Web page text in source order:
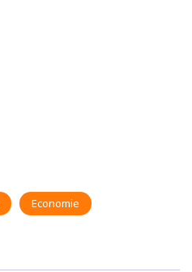
Economie